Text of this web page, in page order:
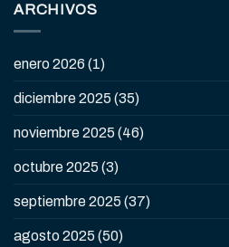
ARCHIVOS
enero 2026 (1)
diciembre 2025 (35)
noviembre 2025 (46)
octubre 2025 (3)
septiembre 2025 (37)
agosto 2025 (50)